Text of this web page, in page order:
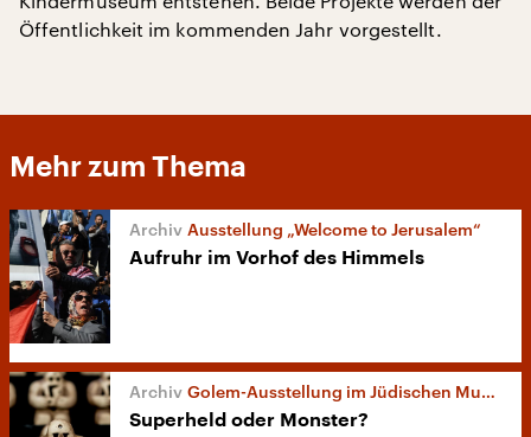
Öffentlichkeit im kommenden Jahr vorgestellt.
Mehr zum Thema
Ausstellung „Welcome to Jerusalem“
Aufruhr im Vorhof des Himmels
Golem-Ausstellung im Jüdischen Museum
Superheld oder Monster?